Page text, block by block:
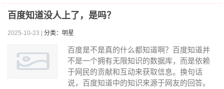
百度知道没人上了，是吗？
2025-10-23 | 分类：明星
百度是不是真的什么都知道啊？百度知道并
不是一个拥有无限知识的数据库，而是依赖
于网民的贡献和互动来获取信息。换句话
说，百度知道中的知识来源于网友的回答。